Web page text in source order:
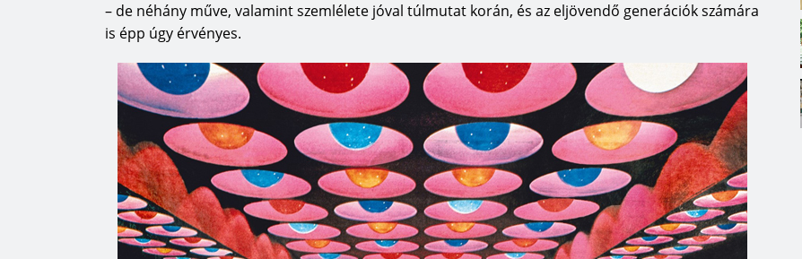
– de néhány műve, valamint szemlélete jóval túlmutat korán, és az eljövendő generációk számára
is épp úgy érvényes.